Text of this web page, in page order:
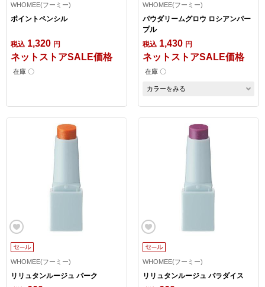
WHOMEE(フーミー)
ポイントペンシル
税込 1,320 円
ネットストアSALE価格
在庫 〇
WHOMEE(フーミー)
パウダリームグロウ ロシアンパー
プル
税込 1,430 円
ネットストアSALE価格
在庫 〇
カラーをみる
WHOMEE(フーミー)
リリュタンルージュ パーク
WHOMEE(フーミー)
リリュタンルージュ パラダイス